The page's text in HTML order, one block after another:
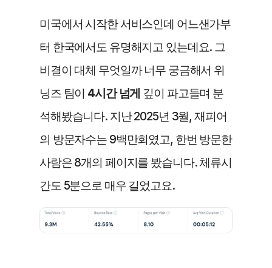
미국에서 시작한 서비스인데 어느샌가부
터 한국에서도 유명해지고 있는데요. 그
비결이 대체 무엇일까 너무 궁금해서 위
닝즈 팀이 4시간 넘게 깊이 파고들며 분
석해봤습니다. 지난 2025년 3월, 재피어
의 방문자수는 9백만회였고, 한번 방문한
사람은 8개의 페이지를 봤습니다. 체류시
간도 5분으로 매우 길었고요.